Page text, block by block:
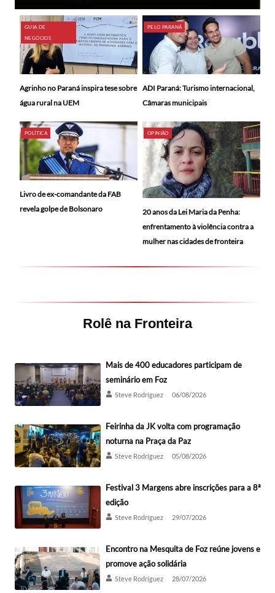
GUIA DE
NEGÓCIOS
Agrinho no Paraná inspira tese sobre
água rural na UEM
PELO PARANÁ
ADI Paraná: Turismo internacional,
Câmaras municipais
POLÍTICA
Livro de ex-comandante da FAB
revela golpe de Bolsonaro
OPINIÃO
20 anos da Lei Maria da Penha:
enfrentamento à violência contra a
mulher nas cidades de fronteira
Rolê na Fronteira
Mais de 400 educadores participam de
seminário em Foz
Steve Rodríguez 06/08/2026
Feirinha da JK volta com programação
noturna na Praça da Paz
Steve Rodríguez 05/08/2026
Festival 3 Margens abre inscrições para a 8ª
edição
Steve Rodríguez 29/07/2026
Encontro na Mesquita de Foz reúne jovens e
promove ação solidária
Steve Rodríguez 28/07/2026